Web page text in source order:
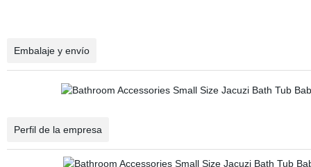
Embalaje y envío
Perfil de la empresa